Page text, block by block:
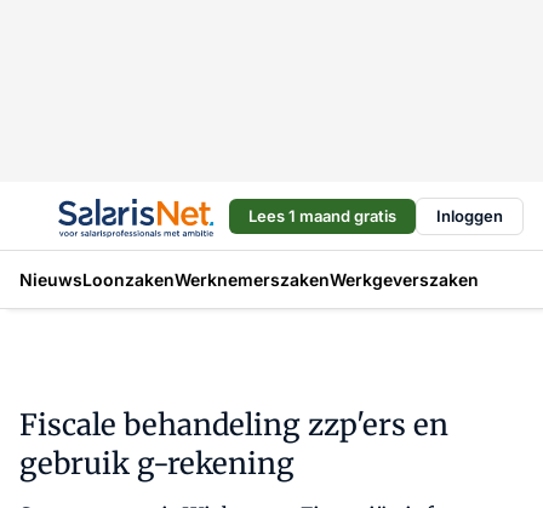
Lees 1 maand gratis Inloggen
NieuwsLoonzakenWerknemerszakenWerkgeverszaken
Fiscale behandeling zzp'ers en
gebruik g-rekening